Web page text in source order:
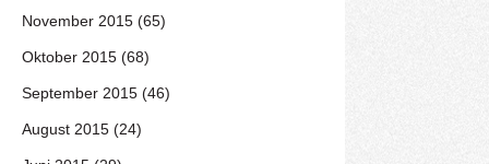
November 2015 (65)
Oktober 2015 (68)
September 2015 (46)
August 2015 (24)